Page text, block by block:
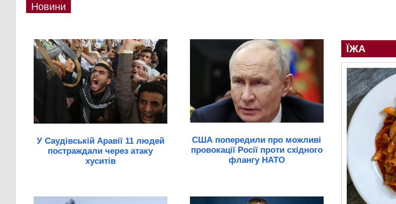
Новини
У Саудівській Аравії 11 людей
постраждали через атаку
хуситів
США попередили про можливі
провокації Росії проти східного
флангу НАТО
ЇЖА